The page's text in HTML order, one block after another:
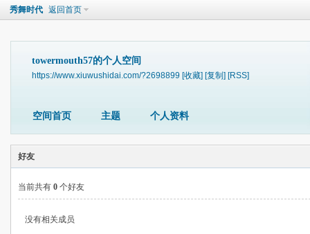
秀舞时代 返回首页
towermouth57的个人空间
https://www.xiuwushidai.com/?2698899 [收藏] [复制] [RSS]
空间首页 主题 个人资料
好友
当前共有 0 个好友
没有相关成员